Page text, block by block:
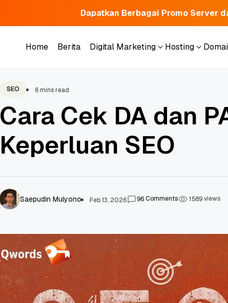
Dapatkan Berbagai Promo Server
Home
Berita
Digital Marketing
Hosting
SEO 6 mins read
Cara Cek DA dan
Keperluan SEO
Saepudin Mulyono Feb 13, 2026 96Comments 1589views